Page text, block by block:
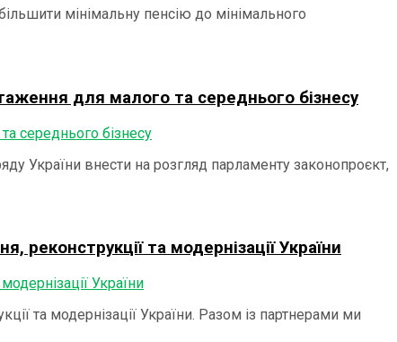
мінімальну пенсію до мінімального
для малого та середнього бізнесу
України внести на розгляд парламенту законопроєкт,
та модернізації України
та модернізації України. Разом із партнерами ми